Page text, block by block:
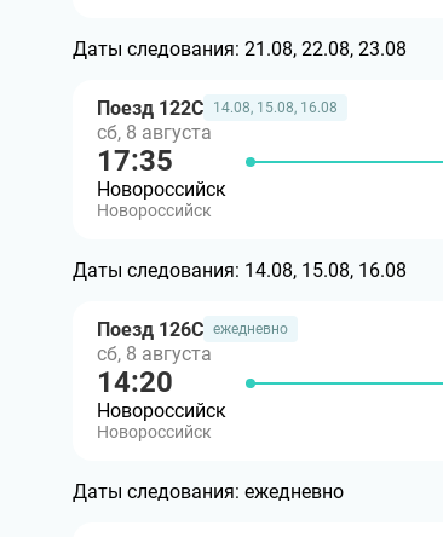
Даты следования: 21.08, 22.08, 23.08
Поезд 122С 14.08, 15.08, 16.08
сб, 8 августа
17:35
Новороссийск
Новороссийск
Даты следования: 14.08, 15.08, 16.08
Поезд 126С ежедневно
сб, 8 августа
14:20
Новороссийск
Новороссийск
Даты следования: ежедневно